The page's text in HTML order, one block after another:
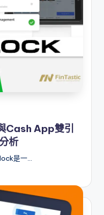
App雙引
析
是一…